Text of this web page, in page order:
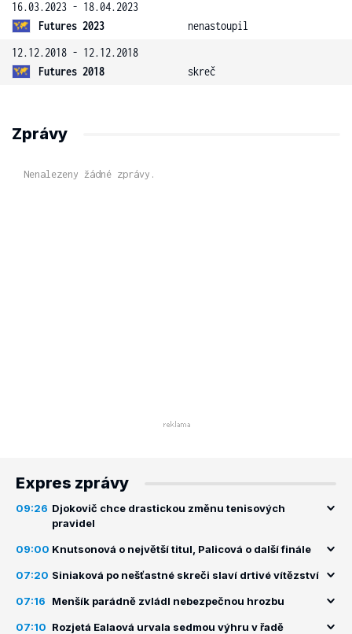
16.03.2023 - 18.04.2023
Futures 2023
nenastoupil
12.12.2018 - 12.12.2018
Futures 2018
skreč
Zprávy
Nenalezeny žádné zprávy.
Expres zprávy
09:26 Djokovič chce drastickou změnu tenisových
pravidel
09:00 Knutsonová o největší titul, Palicová o další finále
07:20 Siniaková po nešťastné skreči slaví drtivé vítězství
07:16 Menšík parádně zvládl nebezpečnou hrozbu
07:10 Rozjetá Ealaová urvala sedmou výhru v řadě